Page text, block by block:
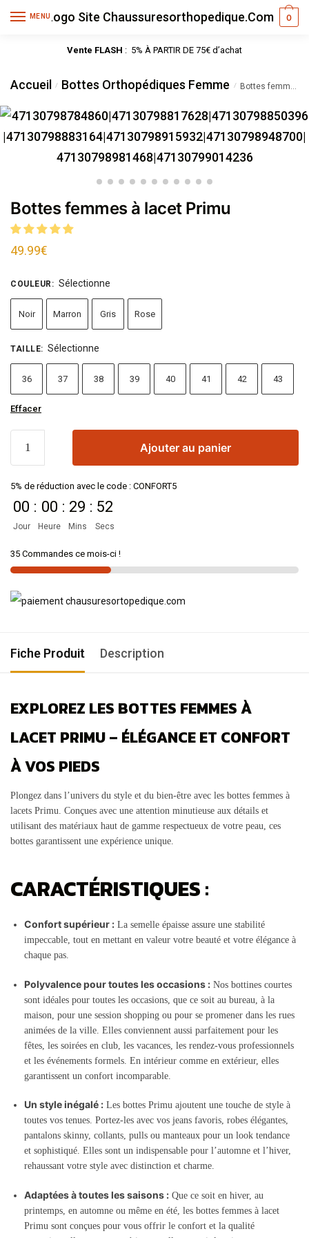
MENU 0
Vente FLASH : 5% À PARTIR DE 75€ d’achat
Accueil / Bottes Orthopédiques Femme / Bottes femmes à lacet Primu
Bottes femmes à lacet Primu
49.99€
COULEUR : Sélectionne
Noir Marron Gris Rose
TAILLE: Sélectionne
36 37 38 39 40 41 42 43
Effacer
Ajouter au panier
5% de réduction avec le code : CONFORT5
00
Jour
: 00
Heure
: 29
Mins
: 52
Secs
35 Commandes ce mois-ci !
Fiche Produit Description
EXPLOREZ LES BOTTES FEMMES À
LACET PRIMU – ÉLÉGANCE ET CONFORT
À VOS PIEDS
Plongez dans l’univers du style et du bien-être avec les bottes femmes à
lacets Primu. Conçues avec une attention minutieuse aux détails et
utilisant des matériaux haut de gamme respectueux de votre peau, ces
bottes garantissent une expérience unique.
CARACTÉRISTIQUES :
Confort supérieur : La semelle épaisse assure une stabilité
impeccable, tout en mettant en valeur votre beauté et votre élégance à
chaque pas.
Polyvalence pour toutes les occasions : Nos bottines courtes
sont idéales pour toutes les occasions, que ce soit au bureau, à la
maison, pour une session shopping ou pour se promener dans les rues
animées de la ville. Elles conviennent aussi parfaitement pour les
fêtes, les soirées en club, les vacances, les rendez-vous professionnels
et les événements formels. En intérieur comme en extérieur, elles
garantissent un confort incomparable.
Un style inégalé : Les bottes Primu ajoutent une touche de style à
toutes vos tenues. Portez-les avec vos jeans favoris, robes élégantes,
pantalons skinny, collants, pulls ou manteaux pour un look tendance
et sophistiqué. Elles sont un indispensable pour l’automne et l’hiver,
rehaussant votre style avec distinction et charme.
Adaptées à toutes les saisons : Que ce soit en hiver, au
printemps, en automne ou même en été, les bottes femmes à lacet
Primu sont conçues pour vous offrir le confort et la qualité